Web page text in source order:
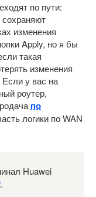
по пути:
изменения
Apply, но я бы
такая
изменения
Если у вас на
роутер,
по
логики по WAN
Huawei
.